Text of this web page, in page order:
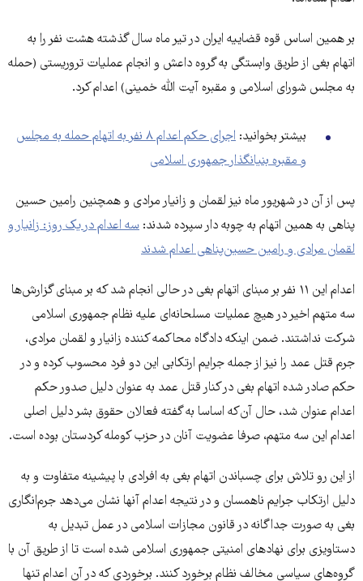
بر همین اساس قوه قضاییه ایران در تیر ماه سال گذشته هشت نفر را به
اتهام بغی از طریق وابستگی به گروه داعش و انجام عملیات تروریستی (حمله
به مجلس شورای اسلامی و مقبره آیت الله خمینی) اعدام کرد.
بیشتر بخوانید:
اجرای حکم اعدام ۸ نفر به اتهام حمله به مجلس
و مقبره بنیانگذار جمهوری اسلامی
پس از آن در شهریور ماه نیز لقمان و زانیار مرادی و همچنین رامین حسین
پناهی به همین اتهام به چوبه دار سپرده شدند: سه اعدام در یک روز: زانیار و
لقمان مرادی و رامین حسین‌پناهی اعدام شدند
اعدام این ۱۱ نفر بر مبنای اتهام بغی در حالی انجام شد که بر مبنای گزارش‌ها
سه متهم اخیر در هیچ عملیات مسلحانه‌ای علیه نظام جمهوری اسلامی
شرکت نداشتند. ضمن اینکه دادگاه محاکمه کننده زانیار و لقمان مرادی،
جرم قتل عمد را نیز از جمله جرایم ارتکابی این دو فرد محسوب کرده و در
حکم صادر شده اتهام بغی در کنار قتل عمد به عنوان دلیل صدور حکم
اعدام عنوان شد، حال آن‌که اساسا به گفته فعالان حقوق بشر دلیل اصلی
اعدام این سه متهم، صرفا عضویت آنان در حزب کومله کردستان بوده است.
از این رو تلاش برای چسباندن اتهام بغی به افرادی با پیشینه متفاوت و به
دلیل ارتکاب جرایم ناهمسان و در نتیجه اعدام آنها نشان می‌دهد جرم‌انگاری
بغی به صورت جداگانه در قانون مجازات اسلامی در عمل تبدیل به
دستاویزی برای نهادهای امنیتی جمهوری اسلامی شده است تا از طریق آن با
گروه‌ها‌ی سیاسی مخالف نظام برخورد کنند. برخوردی که در آن اعدام تنها